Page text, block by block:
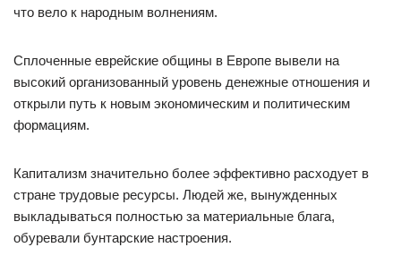
что вело к народным волнениям.
Сплоченные еврейские общины в Европе вывели на
высокий организованный уровень денежные отношения и
открыли путь к новым экономическим и политическим
формациям.
Капитализм значительно более эффективно расходует в
стране трудовые ресурсы. Людей же, вынужденных
выкладываться полностью за материальные блага,
обуревали бунтарские настроения.